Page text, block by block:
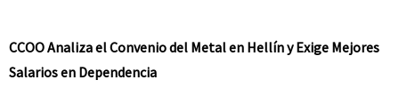
CCOO Analiza el Convenio del Metal en Hellín y Exige Mejores
Salarios en Dependencia